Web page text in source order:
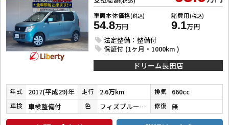
車両本体価格(税込)
54.8万円
諸費用(税込)
9.1万円
法定整備：整備付
保証付 (1ヶ月・1000km )
ドリーム長田店
年式 2017(平成29)年 走行 2.6万km 排気 660cc
車検 車検整備付 色 フィズブルーパールメタリック 修復 無